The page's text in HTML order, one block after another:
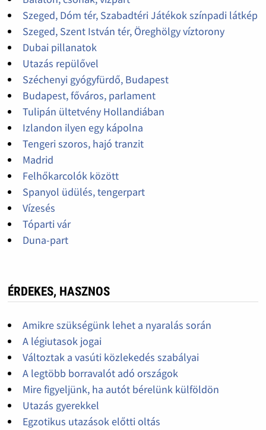
Szeged, Dóm tér, Szabadtéri Játékok színpadi látkép
Szeged, Szent István tér, Öreghölgy víztorony
Dubai pillanatok
Utazás repülővel
Széchenyi gyógyfürdő, Budapest
Budapest, főváros, parlament
Tulipán ültetvény Hollandiában
Izlandon ilyen egy kápolna
Tengeri szoros, hajó tranzit
Madrid
Felhőkarcolók között
Spanyol üdülés, tengerpart
Vízesés
Tóparti vár
Duna-part
ÉRDEKES, HASZNOS
Amikre szükségünk lehet a nyaralás során
A légiutasok jogai
Változtak a vasúti közlekedés szabályai
A legtöbb borravalót adó országok
Mire figyeljünk, ha autót bérelünk külföldön
Utazás gyerekkel
Egzotikus utazások előtti oltás